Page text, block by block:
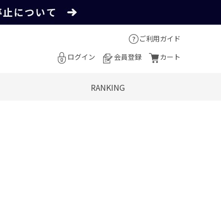
ご利用ガイド
ログイン
会員登録 カート
RANKING